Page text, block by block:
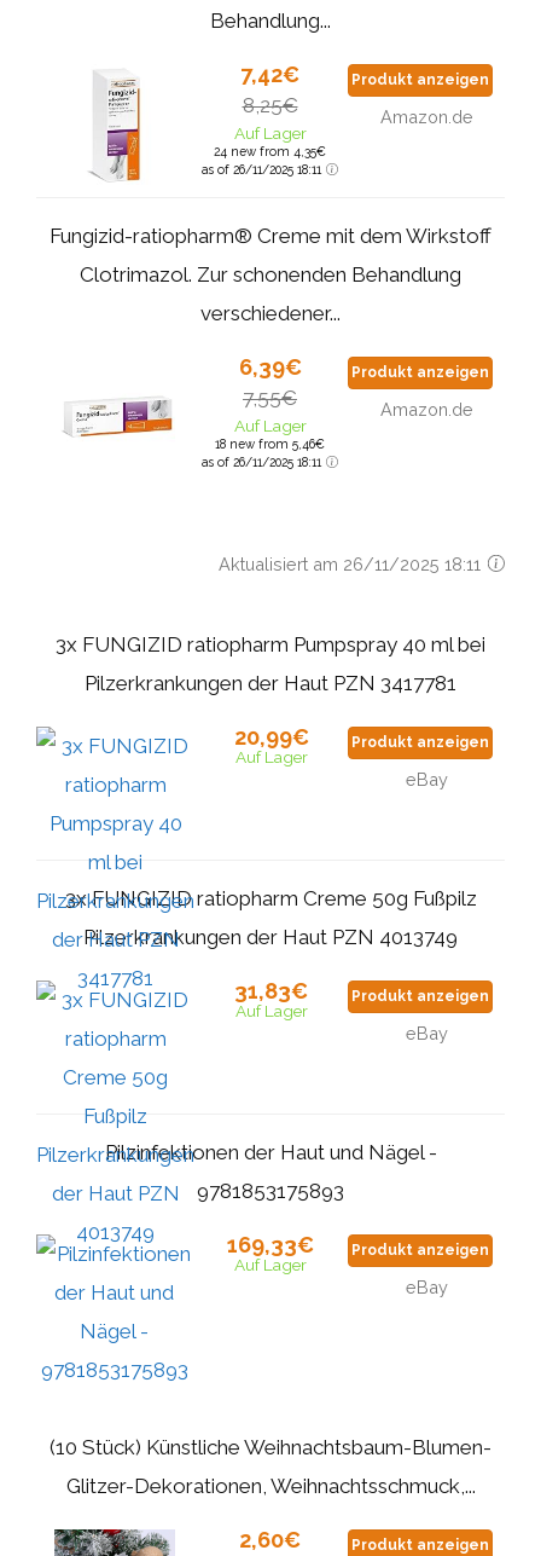
Behandlung...
7,42€
8,25€
Auf Lager
24 new from 4,35€
as of 26/11/2025 18:11
Produkt anzeigen
Amazon.de
Fungizid-ratiopharm® Creme mit dem Wirkstoff
Clotrimazol. Zur schonenden Behandlung
verschiedener...
6,39€
7,55€
Auf Lager
18 new from 5,46€
as of 26/11/2025 18:11
Produkt anzeigen
Amazon.de
Aktualisiert am 26/11/2025 18:11
3x FUNGIZID ratiopharm Pumpspray 40 ml bei
Pilzerkrankungen der Haut PZN 3417781
20,99€
Auf Lager
Produkt anzeigen
eBay
3x FUNGIZID ratiopharm Creme 50g Fußpilz
Pilzerkrankungen der Haut PZN 4013749
31,83€
Auf Lager
Produkt anzeigen
eBay
Pilzinfektionen der Haut und Nägel -
9781853175893
169,33€
Auf Lager
Produkt anzeigen
eBay
(10 Stück) Künstliche Weihnachtsbaum-Blumen-
Glitzer-Dekorationen, Weihnachtsschmuck,...
2,60€ Produkt anzeigen